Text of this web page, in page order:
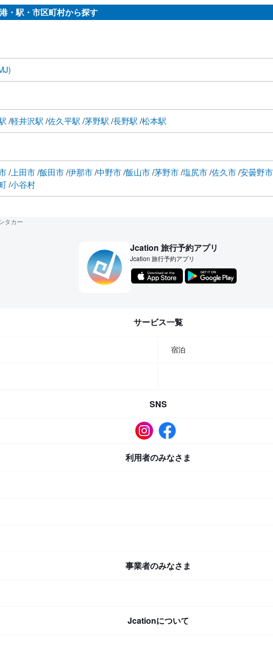
・駅・市区町村から探す
軽井沢駅 佐久平駅 茅野駅 長野駅 松本駅
上田市 飯田市 伊那市 中野市 飯山市 茅野市 塩尻市 佐久市 安曇野
小谷村
タカー
Jcation 旅行予約アプリ
Jcation 旅行予約アプリ
サービス一覧
宿泊
SNS
利用者のみなさま
事業者のみなさま
Jcationについて